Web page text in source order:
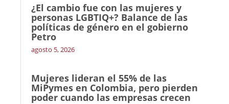
¿El cambio fue con las mujeres y
personas LGBTIQ+? Balance de las
políticas de género en el gobierno
Petro
agosto 5, 2026
Mujeres lideran el 55% de las
MiPymes en Colombia, pero pierden
poder cuando las empresas crecen